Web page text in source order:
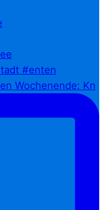
Wochenende: Kn